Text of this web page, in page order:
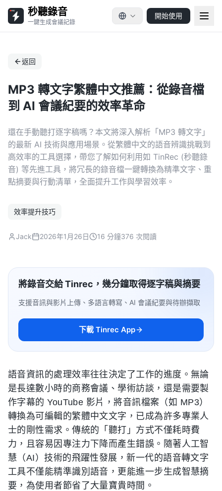
秒聽錄音
一鍵生成會議記錄
開始使用
返回
MP3 轉文字繁體中文推薦：從錄音檔
到 AI 會議紀要的效率革命
還在手動聽打逐字稿嗎？本文將深入解析「MP3 轉文字」
的最新 AI 技術與應用場景。從繁體中文的語音辨識挑戰到
高效率的工具選擇，帶您了解如何利用如 TinRec (秒聽錄
音) 等先進工具，將冗長的錄音檔一鍵轉換為精準文字、重
點摘要與行動清單，全面提升工作與學習效率。
效率提升技巧
Jack 2026年1月26日 16 分鐘376 次閱讀
將錄音交給 Tinrec，幾分鐘取得逐字稿與摘要
支援音訊與影片上傳、多語言轉寫、AI 會議紀要與待辦擷取
下載 Tinrec App
語音資訊的處理效率往往決定了工作的進度。無論
是長達數小時的商務會議、學術訪談，還是需要製
作字幕的 YouTube 影片，將音訊檔案（如 MP3）
轉換為可編輯的繁體中文文字，已成為許多專業人
士的剛性需求。傳統的「聽打」方式不僅耗時費
力，且容易因專注力下降而產生錯誤。隨著人工智
慧（AI）技術的飛躍性發展，新一代的語音轉文字
工具不僅能精準識別語音，更能進一步生成智慧摘
要，為使用者節省了大量寶貴時間。